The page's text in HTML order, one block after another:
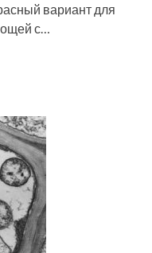
вариант для
с…